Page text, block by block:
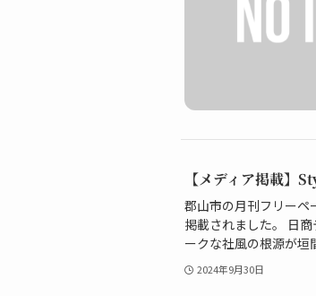
【メディア掲載】
郡山市の月刊フリーペ
掲載されました。 日
ークな社風の根源が垣
2024年9月30日